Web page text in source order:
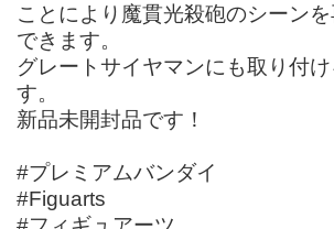
ことにより魔貫光殺砲のシーン
できます。
グレートサイヤマンにも取り付
す。
新品未開封品です！
#プレミアムバンダイ
#Figuarts